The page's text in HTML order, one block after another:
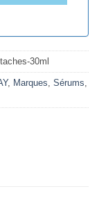
30ml
, Marques, Sérums,